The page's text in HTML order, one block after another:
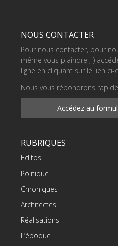
NOUS CONTACTER
Pour nous contacter, pour
même vous plaindre ;-)
ligne en cliquant sur le lien ci-
Nous vous répondrons
Accédez au
RUBRIQUES
Editos
Politique
Chroniques
Architectes
Réalisations
L’époque